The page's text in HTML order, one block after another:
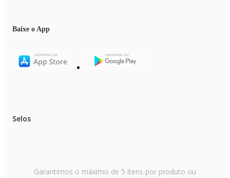
Baixe o App
Selos
Garantimos o máximo de 5 itens por produto ou